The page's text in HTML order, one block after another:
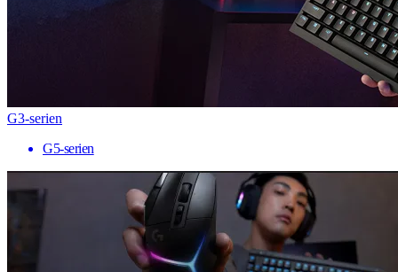
G3-serien
G5-serien